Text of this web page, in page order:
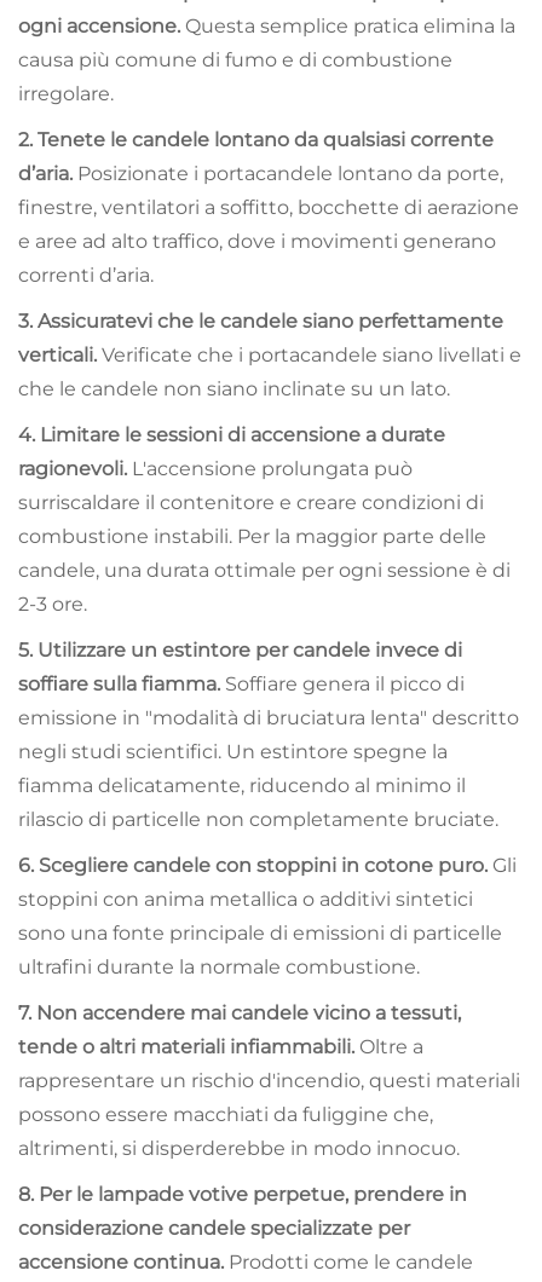
ogni accensione. Questa semplice pratica elimina la
causa più comune di fumo e di combustione
irregolare.
2. Tenete le candele lontano da qualsiasi corrente
d’aria. Posizionate i portacandele lontano da porte,
finestre, ventilatori a soffitto, bocchette di aerazione
e aree ad alto traffico, dove i movimenti generano
correnti d’aria.
3. Assicuratevi che le candele siano perfettamente
verticali. Verificate che i portacandele siano livellati e
che le candele non siano inclinate su un lato.
4. Limitare le sessioni di accensione a durate
ragionevoli. L'accensione prolungata può
surriscaldare il contenitore e creare condizioni di
combustione instabili. Per la maggior parte delle
candele, una durata ottimale per ogni sessione è di
2-3 ore.
5. Utilizzare un estintore per candele invece di
soffiare sulla fiamma. Soffiare genera il picco di
emissione in "modalità di bruciatura lenta" descritto
negli studi scientifici. Un estintore spegne la
fiamma delicatamente, riducendo al minimo il
rilascio di particelle non completamente bruciate.
6. Scegliere candele con stoppini in cotone puro. Gli
stoppini con anima metallica o additivi sintetici
sono una fonte principale di emissioni di particelle
ultrafini durante la normale combustione.
7. Non accendere mai candele vicino a tessuti,
tende o altri materiali infiammabili. Oltre a
rappresentare un rischio d'incendio, questi materiali
possono essere macchiati da fuliggine che,
altrimenti, si disperderebbe in modo innocuo.
8. Per le lampade votive perpetue, prendere in
considerazione candele specializzate per
accensione continua. Prodotti come le candele